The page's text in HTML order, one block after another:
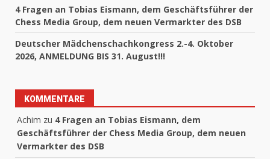
4 Fragen an Tobias Eismann, dem Geschäftsführer der
Chess Media Group, dem neuen Vermarkter des DSB
Deutscher Mädchenschachkongress 2.-4. Oktober
2026, ANMELDUNG BIS 31. August!!!
KOMMENTARE
Achim zu 4 Fragen an Tobias Eismann, dem
Geschäftsführer der Chess Media Group, dem neuen
Vermarkter des DSB